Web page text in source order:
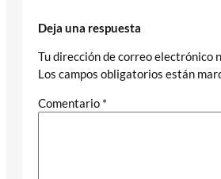
Deja una respuesta
Tu dirección de correo electrónico
Los campos obligatorios están
Comentario *